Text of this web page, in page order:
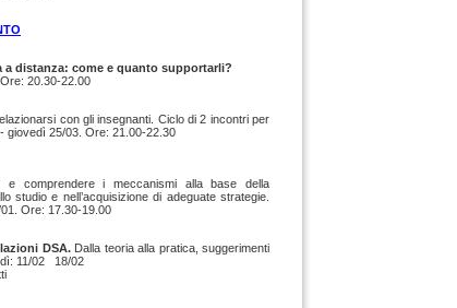
a distanza: come e quanto supportarli?
20.30-22.00
con gli insegnanti. Ciclo di 2 incontri per
giovedì 25/03. Ore: 21.00-22.30
e comprendere i meccanismi alla base della
studio e nell’acquisizione di adeguate strategie.
Ore: 17.30-19.00
DSA. Dalla teoria alla pratica, suggerimenti
11/02 18/02